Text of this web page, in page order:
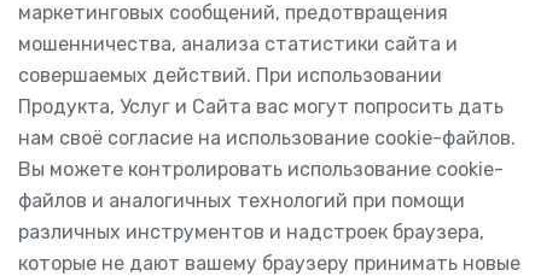
маркетинговых сообщений, предотвращения
мошенничества, анализа статистики сайта и
совершаемых действий. При использовании
Продукта, Услуг и Сайта вас могут попросить дать
нам своё согласие на использование cookie-файлов.
Вы можете контролировать использование cookie-
файлов и аналогичных технологий при помощи
различных инструментов и надстроек браузера,
которые не дают вашему браузеру принимать новые